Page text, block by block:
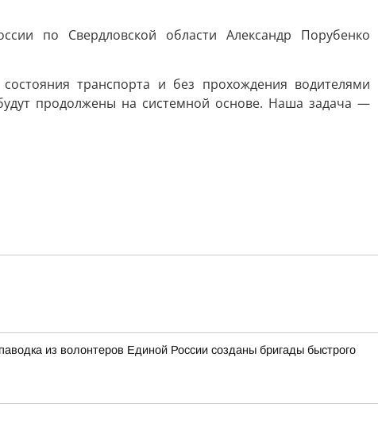
по Свердловской области Александр Порубенко
транспорта и без прохождения водителями
продолжены на системной основе. Наша задача —
из волонтеров Единой России созданы бригады быстрого